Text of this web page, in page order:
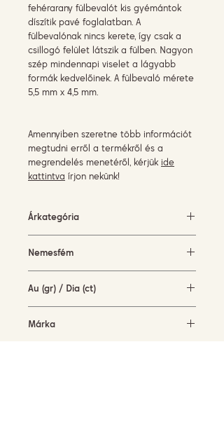
fehérarany fülbevalót kis gyémántok
díszítik pavé foglalatban. A
fülbevalónak nincs kerete, így csak a
csillogó felület látszik a fülben. Nagyon
szép mindennapi viselet a lágyabb
formák kedvelőinek. A fülbevaló mérete
5,5 mm x 4,5 mm.
Amennyiben szeretne több információt
megtudni erről a termékről és a
megrendelés menetéről, kérjük ide
kattintva írjon nekünk!
Árkategória
Nemesfém
Au (gr) / Dia (ct)
Márka